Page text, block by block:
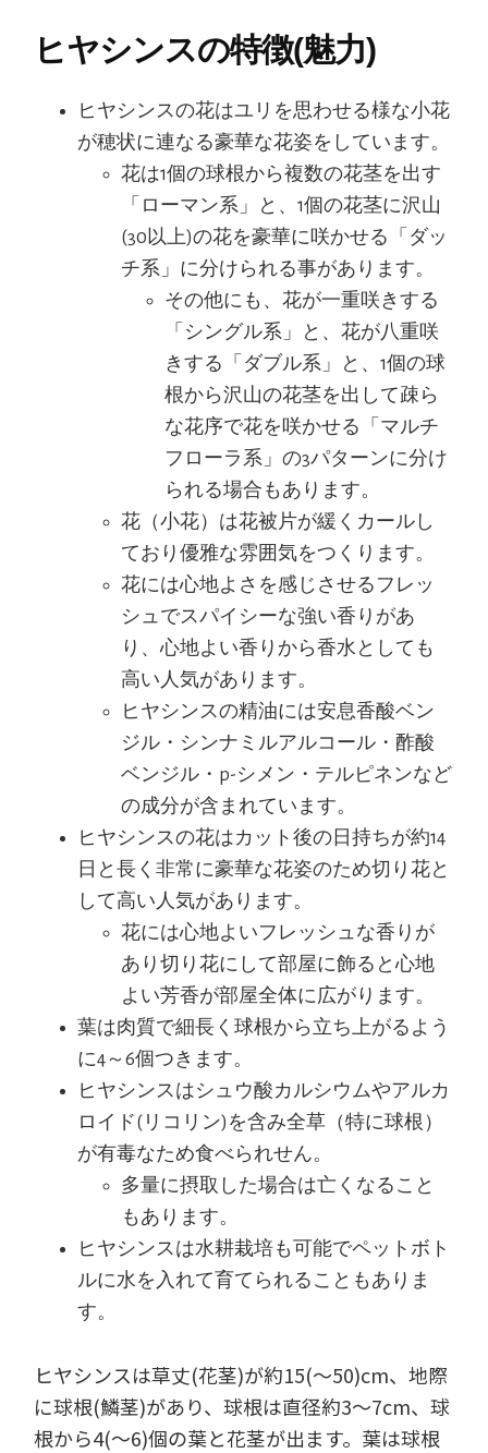
ヒヤシンスの特徴(魅力)
ヒヤシンスの花はユリを思わせる様な小花
が穂状に連なる豪華な花姿をしています。
花は1個の球根から複数の花茎を出す
「ローマン系」と、1個の花茎に沢山
(30以上)の花を豪華に咲かせる「ダッ
チ系」に分けられる事があります。
その他にも、花が一重咲きする
「シングル系」と、花が八重咲
きする「ダブル系」と、1個の球
根から沢山の花茎を出して疎ら
な花序で花を咲かせる「マルチ
フローラ系」の3パターンに分け
られる場合もあります。
花（小花）は花被片が緩くカールし
ており優雅な雰囲気をつくります。
花には心地よさを感じさせるフレッ
シュでスパイシーな強い香りがあ
り、心地よい香りから香水としても
高い人気があります。
ヒヤシンスの精油には安息香酸ベン
ジル・シンナミルアルコール・酢酸
ベンジル・p-シメン・テルピネンなど
の成分が含まれています。
ヒヤシンスの花はカット後の日持ちが約14
日と長く非常に豪華な花姿のため切り花と
して高い人気があります。
花には心地よいフレッシュな香りが
あり切り花にして部屋に飾ると心地
よい芳香が部屋全体に広がります。
葉は肉質で細長く球根から立ち上がるよう
に4～6個つきます。
ヒヤシンスはシュウ酸カルシウムやアルカ
ロイド(リコリン)を含み全草（特に球根）
が有毒なため食べられせん。
多量に摂取した場合は亡くなること
もあります。
ヒヤシンスは水耕栽培も可能でペットボト
ルに水を入れて育てられることもありま
す。
ヒヤシンスは草丈(花茎)が約15(～50)cm、地際
に球根(鱗茎)があり、球根は直径約3～7cm、球
根から4(～6)個の葉と花茎が出ます。葉は球根